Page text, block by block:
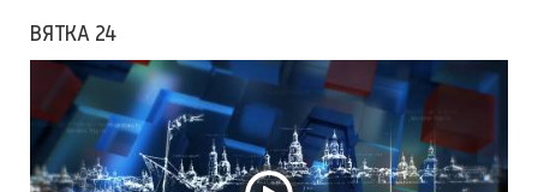
ВЯТКА 24